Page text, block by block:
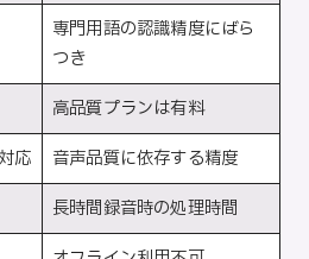
専門用語の認識精度にばら
つき
高品質プランは有料
応
音声品質に依存する精度
長時間録音時の処理時間